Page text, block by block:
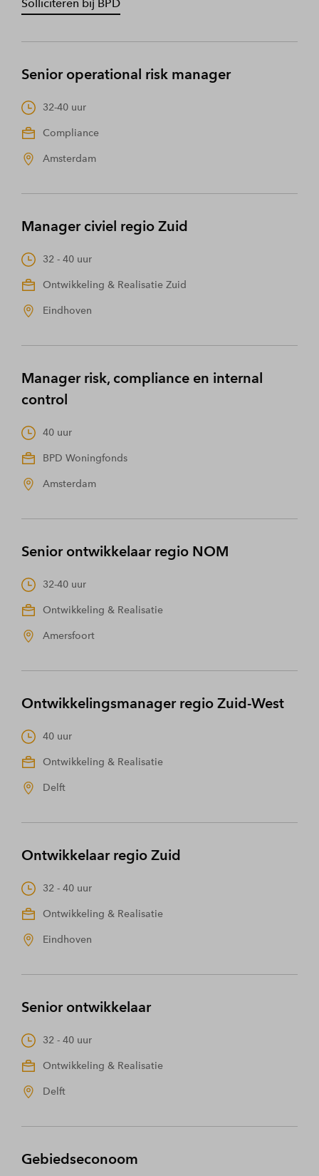
Solliciteren bij BPD
Senior operational risk manager
32-40 uur
Compliance
Amsterdam
Manager civiel regio Zuid
32 - 40 uur
Ontwikkeling & Realisatie Zuid
Eindhoven
Manager risk, compliance en internal
control
40 uur
BPD Woningfonds
Amsterdam
Senior ontwikkelaar regio NOM
32-40 uur
Ontwikkeling & Realisatie
Amersfoort
Ontwikkelingsmanager regio Zuid-West
40 uur
Ontwikkeling & Realisatie
Delft
Ontwikkelaar regio Zuid
32 - 40 uur
Ontwikkeling & Realisatie
Eindhoven
Senior ontwikkelaar
32 - 40 uur
Ontwikkeling & Realisatie
Delft
Gebiedseconoom